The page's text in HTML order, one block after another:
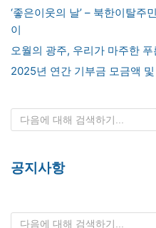
‘좋은이웃의 날’ – 북한이탈주
이
오월의 광주, 우리가 마주한 푸
2025년 연간 기부금 모금액
공지사항